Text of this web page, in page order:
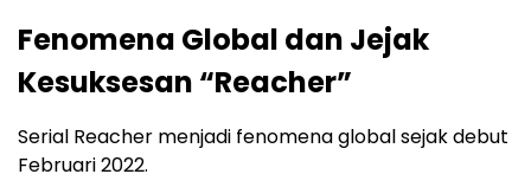
Fenomena Global dan Jejak
Kesuksesan “Reacher”
Serial Reacher menjadi fenomena global sejak debut
Februari 2022.